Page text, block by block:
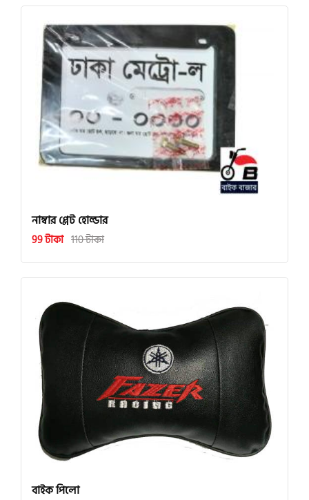
নাম্বার প্লেট হোল্ডার
99 টাকা 110 টাকা
বাইক পিলো